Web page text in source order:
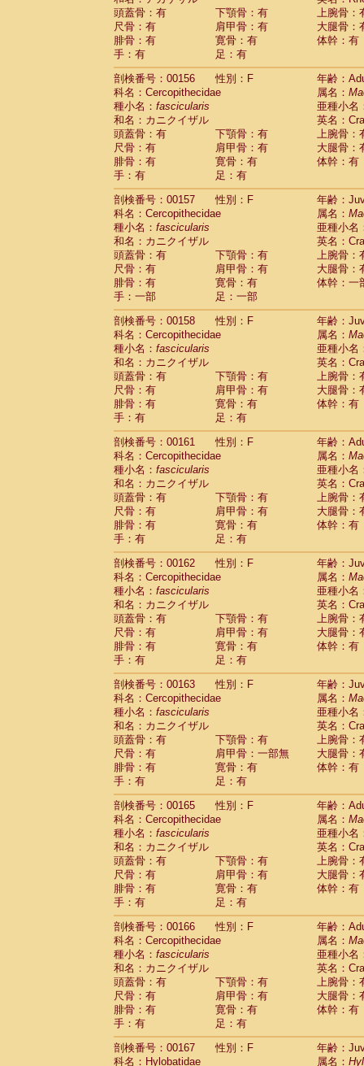
頭蓋骨：有
下顎骨：有
上腕骨：
尺骨：有
肩甲骨：有
大腿骨：
腓骨：有
寛骨：有
体幹：有
手：有
足：有
剖検番号：00156
性別：F
年齢：
科名：Cercopithecidae
属名：
種小名： fascicularis
亜種小名
和名：カニクイザル
英名：
頭蓋骨：有
下顎骨：有
上腕骨：
尺骨：有
肩甲骨：有
大腿骨：
腓骨：有
寛骨：有
体幹：有
手：有
足：有
剖検番号：00157
性別：F
年齢：
科名：Cercopithecidae
属名：
種小名： fascicularis
亜種小名
和名：カニクイザル
英名：
頭蓋骨：有
下顎骨：有
上腕骨：
尺骨：有
肩甲骨：有
大腿骨：
腓骨：有
寛骨：有
体幹：一
手：一部
足：一部
剖検番号：00158
性別：F
年齢：
科名：Cercopithecidae
属名：
種小名： fascicularis
亜種小名
和名：カニクイザル
英名：
頭蓋骨：有
下顎骨：有
上腕骨：
尺骨：有
肩甲骨：有
大腿骨：
腓骨：有
寛骨：有
体幹：有
手：有
足：有
剖検番号：00161
性別：F
年齢：
科名：Cercopithecidae
属名：
種小名： fascicularis
亜種小名
和名：カニクイザル
英名：
頭蓋骨：有
下顎骨：有
上腕骨：
尺骨：有
肩甲骨：有
大腿骨：
腓骨：有
寛骨：有
体幹：有
手：有
足：有
剖検番号：00162
性別：F
年齢：
科名：Cercopithecidae
属名：
種小名： fascicularis
亜種小名
和名：カニクイザル
英名：
頭蓋骨：有
下顎骨：有
上腕骨：
尺骨：有
肩甲骨：有
大腿骨：
腓骨：有
寛骨：有
体幹：有
手：有
足：有
剖検番号：00163
性別：F
年齢：
科名：Cercopithecidae
属名：
種小名： fascicularis
亜種小名
和名：カニクイザル
英名：
頭蓋骨：有
下顎骨：有
上腕骨：
尺骨：有
肩甲骨：一部無
大腿骨：
腓骨：有
寛骨：有
体幹：有
手：有
足：有
剖検番号：00165
性別：F
年齢：
科名：Cercopithecidae
属名：
種小名： fascicularis
亜種小名
和名：カニクイザル
英名：
頭蓋骨：有
下顎骨：有
上腕骨：
尺骨：有
肩甲骨：有
大腿骨：
腓骨：有
寛骨：有
体幹：有
手：有
足：有
剖検番号：00166
性別：F
年齢：
科名：Cercopithecidae
属名：
種小名： fascicularis
亜種小名
和名：カニクイザル
英名：
頭蓋骨：有
下顎骨：有
上腕骨：
尺骨：有
肩甲骨：有
大腿骨：
腓骨：有
寛骨：有
体幹：有
手：有
足：有
剖検番号：00167
性別：F
年齢：
科名：Hylobatidae
属名：